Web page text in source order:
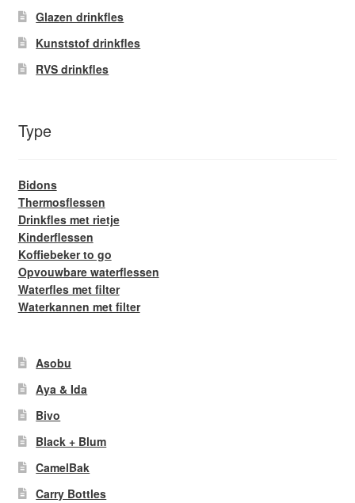
Glazen drinkfles
Kunststof drinkfles
RVS drinkfles
Type
Bidons
Thermosflessen
Drinkfles met rietje
Kinderflessen
Koffiebeker to go
Opvouwbare waterflessen
Waterfles met filter
Waterkannen met filter
Asobu
Aya & Ida
Bivo
Black + Blum
CamelBak
Carry Bottles